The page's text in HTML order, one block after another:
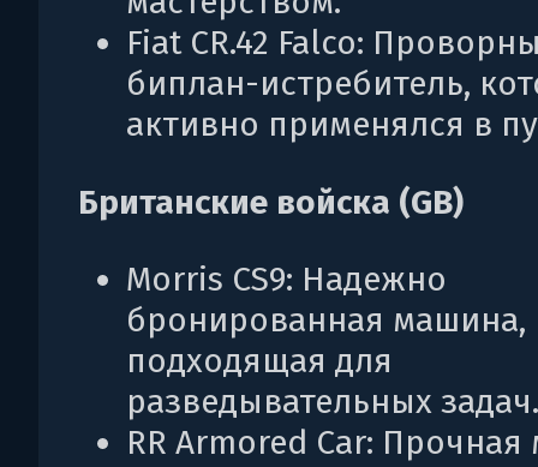
Fiat CR.42 Falco:
биплан-истребитель,
активно применялся в
Британские войска (GB)
Morris CS9: Надежно
бронированная машина,
подходящая для
разведывательных задач.
RR Armored Car: